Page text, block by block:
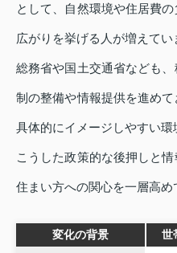
として、自然環境や住居費
広がりを挙げる人が増えてい
総務省や国土交通省なども
制の整備や情報提供を進め
具体的にイメージしやすい環
こうした政策的な後押しと
住まい方への関心を一層高め
変化の背景 世